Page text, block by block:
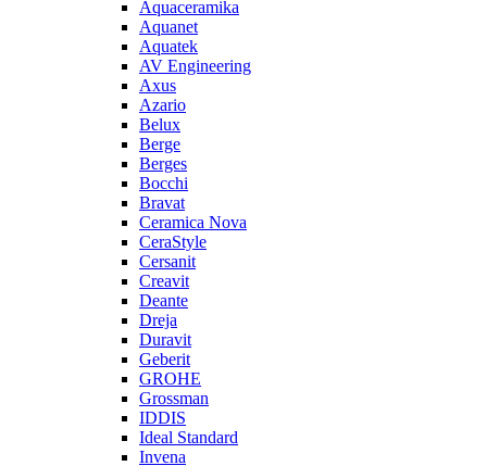
Aquaceramika
Aquanet
Aquatek
AV Engineering
Axus
Azario
Belux
Berge
Berges
Bocchi
Bravat
Ceramica Nova
CeraStyle
Cersanit
Creavit
Deante
Dreja
Duravit
Geberit
GROHE
Grossman
IDDIS
Ideal Standard
Invena